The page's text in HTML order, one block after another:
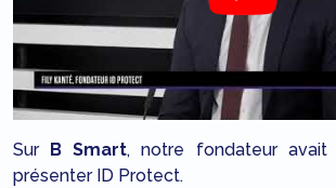
Sur B Smart, notre fondateur avait
présenter ID Protect.